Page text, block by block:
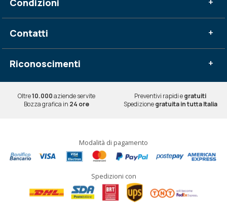
Contatti +
Riconoscimenti +
Oltre10.000aziende servite Preventivi rapidi egratuiti
Bozza grafica in 24 ore Spedizionegratuita in tutta Italia
Modalità di pagamento
Spedizioni con